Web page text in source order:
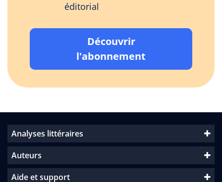
éditorial
Découvrir
l'abonnement
Analyses littéraires
Auteurs
Aide et support